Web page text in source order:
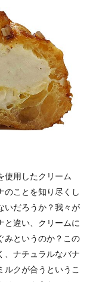
使用したクリーム
のことを知り尽くし
いだろうか？我々が
と違い、クリームに
みというのか？この
、ナチュラルなバナ
ルクが合うというこ